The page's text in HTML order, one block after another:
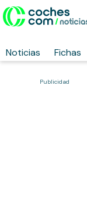
Noticias Fichas
Publicidad